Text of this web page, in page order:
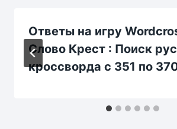
Ответы на игру
Слово Крест : Поиск
кроссворда с 351 по